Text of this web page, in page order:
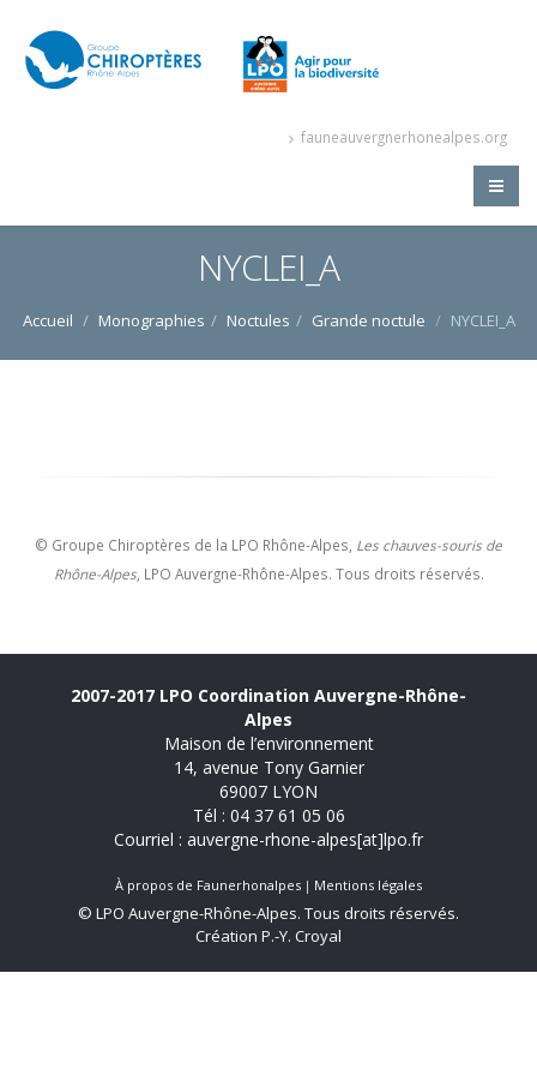
fauneauvergnerhonealpes.org
NYCLEI_A
Accueil Monographies Noctules Grande noctule NYCLEI_A
© Groupe Chiroptères de la LPO Rhône-Alpes, Les chauves-souris de
Rhône-Alpes, LPO Auvergne-Rhône-Alpes. Tous droits réservés.
2007-2017 LPO Coordination Auvergne-Rhône-
Alpes
Maison de l’environnement
14, avenue Tony Garnier
69007 LYON
Tél : 04 37 61 05 06
Courriel : auvergne-rhone-alpes[at]lpo.fr
À propos de Faunerhonalpes Mentions légales
© LPO Auvergne-Rhône-Alpes. Tous droits réservés.
Création P.-Y. Croyal